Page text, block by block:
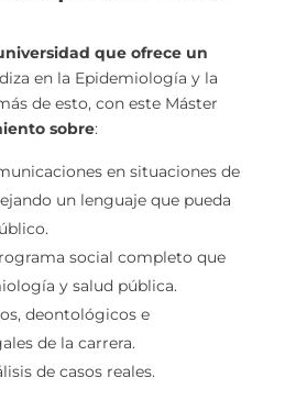
que ofrece un
en la Epidemiología y la
de esto, con este Máster
sobre:
en situaciones de
un lenguaje que pueda
social completo que
y salud pública.
deontológicos e
de la carrera.
de casos reales.